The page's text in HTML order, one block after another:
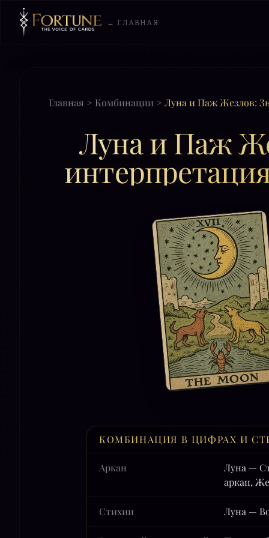
← ГЛАВНАЯ
Главная > Комбинации > Луна и Паж Жезлов:
Луна и Паж
КОМБИНАЦИЯ В ЦИФРАХ И
Аркан
Луна —
аркан,
Стихии Луна —